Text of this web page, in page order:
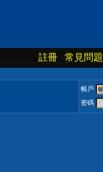
註冊 常見問題
帳戶
密碼